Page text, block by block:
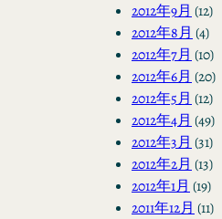
2012年9月 (12)
2012年8月 (4)
2012年7月 (10)
2012年6月 (20)
2012年5月 (12)
2012年4月 (49)
2012年3月 (31)
2012年2月 (13)
2012年1月 (19)
2011年12月 (11)